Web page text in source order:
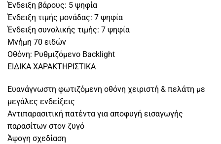
Ένδειξη βάρους: 5 ψηφία
Ένδειξη τιμής μονάδας: 7 ψηφία
Ένδειξη συνολικής τιμής: 7 ψηφία
Μνήμη 70 ειδών
Οθόνη: Ρυθμιζόμενο Backlight
ΕΙΔΙΚΑ ΧΑΡΑΚΤΗΡΙΣΤΙΚΑ
Ευανάγνωστη φωτιζόμενη οθόνη χειριστή & πελάτη με
μεγάλες ενδείξεις
Αντιπαρασιτική πατέντα για αποφυγή εισαγωγής
παρασίτων στον ζυγό
Άψογη σχεδίαση